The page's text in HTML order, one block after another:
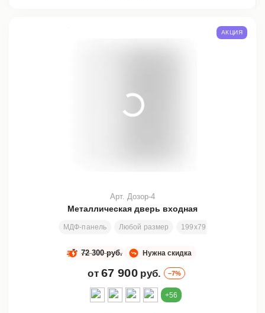
Металлическая дверь входная
МДФ-панель Любой размер 199х79 см
Арт. Дозор-4
Нужна скидка
72 300 руб.
от 67 900 руб. –7%
АКЦИЯ
+56